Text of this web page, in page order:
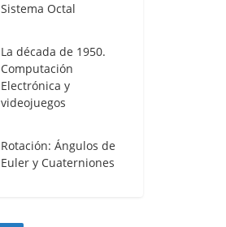
Sistema Octal
La década de 1950.
Computación
Electrónica y
videojuegos
Rotación: Ángulos de
Euler y Cuaterniones